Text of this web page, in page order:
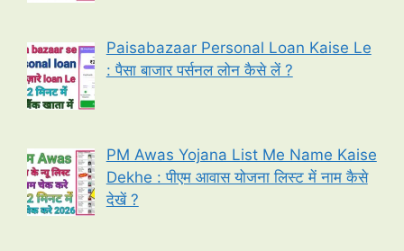
Paisabazaar Personal Loan Kaise Le
: पैसा बाजार पर्सनल लोन कैसे लें ?
PM Awas Yojana List Me Name Kaise
Dekhe : पीएम आवास योजना लिस्ट में नाम कैसे
देखें ?